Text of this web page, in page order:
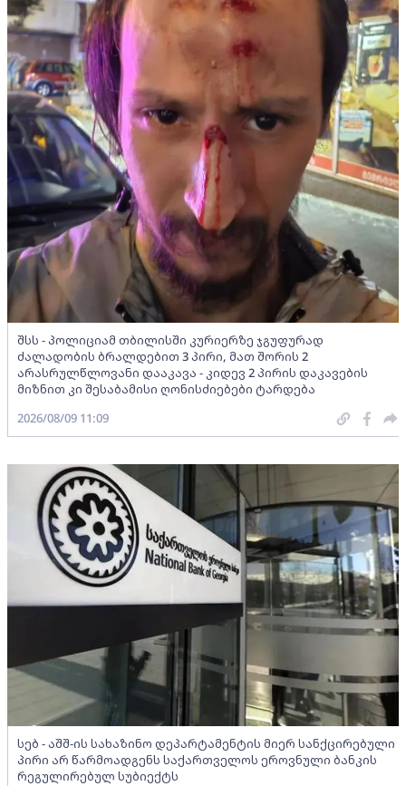
შსს - პოლიციამ თბილისში კურიერზე ჯგუფურად
ძალადობის ბრალდებით 3 პირი, მათ შორის 2
არასრულწლოვანი დააკავა - კიდევ 2 პირის დაკავების
მიზნით კი შესაბამისი ღონისძიებები ტარდება
2026/08/09 11:09
სებ - აშშ-ის სახაზინო დეპარტამენტის მიერ სანქცირებული
პირი არ წარმოადგენს საქართველოს ეროვნული ბანკის
რეგულირებულ სუბიექტს